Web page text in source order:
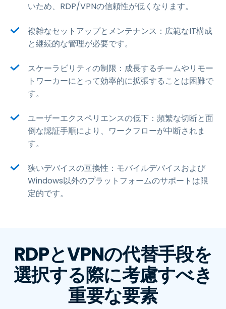
いため、RDP/VPNの信頼性が低くなります。
複雑なセットアップとメンテナンス：広範なIT構成
と継続的な管理が必要です。
スケーラビリティの制限：成長するチームやリモー
トワーカーにとって効率的に拡張することは困難で
す。
ユーザーエクスペリエンスの低下：頻繁な切断と面
倒な認証手順により、ワークフローが中断されま
す。
狭いデバイスの互換性：モバイルデバイスおよび
Windows以外のプラットフォームのサポートは限
定的です。
RDPとVPNの代替手段を
選択する際に考慮すべき
重要な要素